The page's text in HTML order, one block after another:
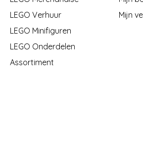
LEGO Verhuur
LEGO Minifiguren
LEGO Onderdelen
Assortiment
Mijn